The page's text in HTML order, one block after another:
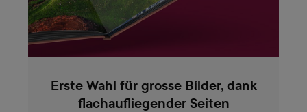
Erste Wahl für grosse Bilder, dank
flachaufliegender Seiten